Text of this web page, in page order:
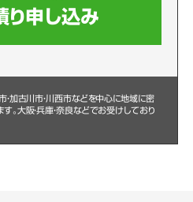
り申し込み
・加古川市・川西市などを中心に地域に密
。大阪・兵庫・奈良などでお受けしており